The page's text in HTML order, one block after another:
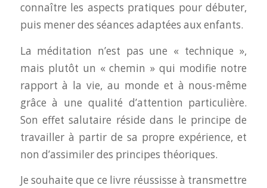
connaître les aspects pratiques pour débuter,
puis mener des séances adaptées aux enfants.
La méditation n’est pas une « technique »,
mais plutôt un « chemin » qui modifie notre
rapport à la vie, au monde et à nous-même
grâce à une qualité d’attention particulière.
Son effet salutaire réside dans le principe de
travailler à partir de sa propre expérience, et
non d’assimiler des principes théoriques.
Je souhaite que ce livre réussisse à transmettre